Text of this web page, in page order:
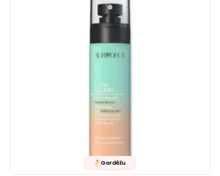
Gardēžu